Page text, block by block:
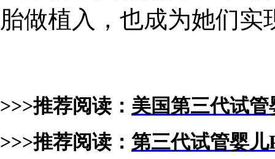
胎做植入，也成为她们
>>>推荐阅读： 美国第三代试
>>>推荐阅读： 第三代试管婴儿